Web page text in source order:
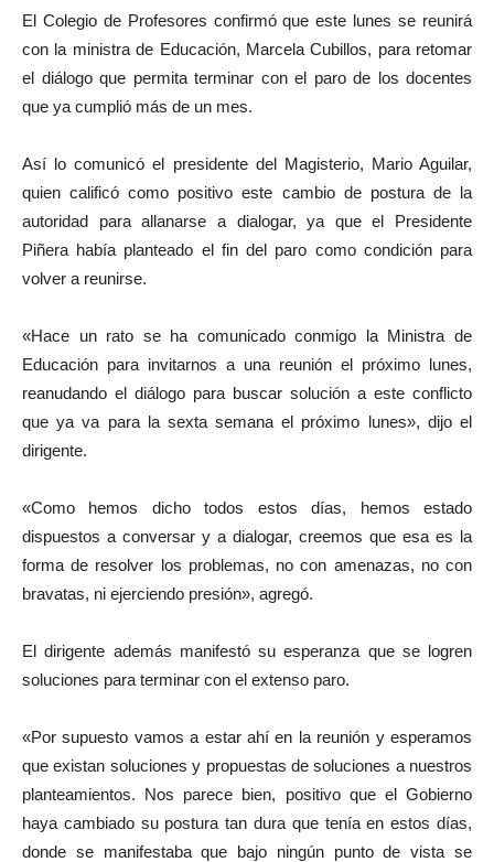
El Colegio de Profesores confirmó que este lunes se reunirá
con la ministra de Educación, Marcela Cubillos, para retomar
el diálogo que permita terminar con el paro de los docentes
que ya cumplió más de un mes.
Así lo comunicó el presidente del Magisterio, Mario Aguilar,
quien calificó como positivo este cambio de postura de la
autoridad para allanarse a dialogar, ya que el Presidente
Piñera había planteado el fin del paro como condición para
volver a reunirse.
«Hace un rato se ha comunicado conmigo la Ministra de
Educación para invitarnos a una reunión el próximo lunes,
reanudando el diálogo para buscar solución a este conflicto
que ya va para la sexta semana el próximo lunes», dijo el
dirigente.
«Como hemos dicho todos estos días, hemos estado
dispuestos a conversar y a dialogar, creemos que esa es la
forma de resolver los problemas, no con amenazas, no con
bravatas, ni ejerciendo presión», agregó.
El dirigente además manifestó su esperanza que se logren
soluciones para terminar con el extenso paro.
«Por supuesto vamos a estar ahí en la reunión y esperamos
que existan soluciones y propuestas de soluciones a nuestros
planteamientos. Nos parece bien, positivo que el Gobierno
haya cambiado su postura tan dura que tenía en estos días,
donde se manifestaba que bajo ningún punto de vista se